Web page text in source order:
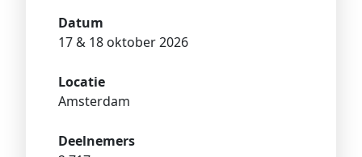
Datum
17 & 18 oktober 2026
Locatie
Amsterdam
Deelnemers